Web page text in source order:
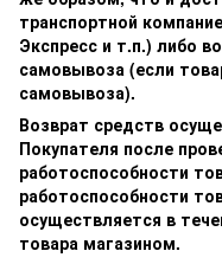
транспортной
Экспресс и т.п.) либо
самовывоза (если
самовывоза).
Возврат средств
Покупателя после
работоспособности
работоспособности
осуществляется в
товара магазином.